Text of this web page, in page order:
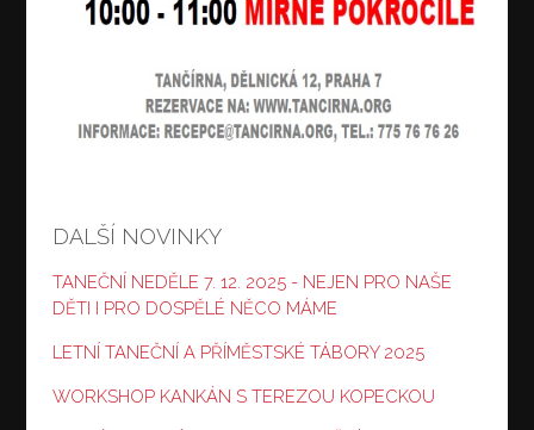
DALŠÍ NOVINKY
TANEČNÍ NEDĚLE 7. 12. 2025 - NEJEN PRO NAŠE
DĚTI I PRO DOSPĚLÉ NĚCO MÁME
LETNÍ TANEČNÍ A PŘÍMĚSTSKÉ TÁBORY 2025
WORKSHOP KANKÁN S TEREZOU KOPECKOU